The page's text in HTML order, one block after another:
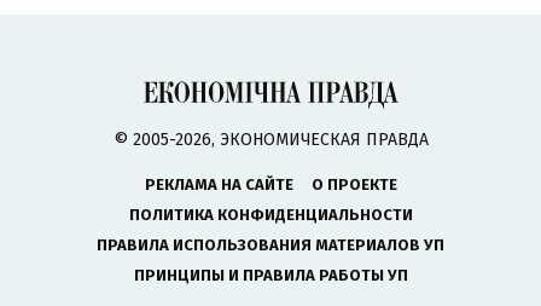
© 2005-2026, ЭКОНОМИЧЕСКАЯ ПРАВДА
РЕКЛАМА НА САЙТЕ
О ПРОЕКТЕ
ПОЛИТИКА КОНФИДЕНЦИАЛЬНОСТИ
ПРАВИЛА ИСПОЛЬЗОВАНИЯ МАТЕРИАЛОВ УП
ПРИНЦИПЫ И ПРАВИЛА РАБОТЫ УП